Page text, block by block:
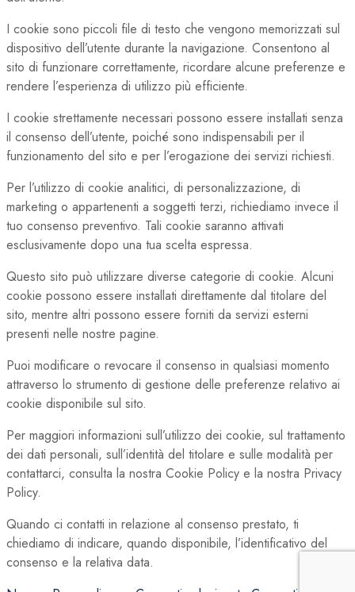
I cookie sono piccoli file di testo che vengono memorizzati sul
dispositivo dell’utente durante la navigazione. Consentono al
sito di funzionare correttamente, ricordare alcune preferenze e
rendere l’esperienza di utilizzo più efficiente.
I cookie strettamente necessari possono essere installati senza
il consenso dell’utente, poiché sono indispensabili per il
funzionamento del sito e per l’erogazione dei servizi richiesti.
Per l’utilizzo di cookie analitici, di personalizzazione, di
marketing o appartenenti a soggetti terzi, richiediamo invece il
tuo consenso preventivo. Tali cookie saranno attivati
esclusivamente dopo una tua scelta espressa.
Questo sito può utilizzare diverse categorie di cookie. Alcuni
cookie possono essere installati direttamente dal titolare del
sito, mentre altri possono essere forniti da servizi esterni
presenti nelle nostre pagine.
Puoi modificare o revocare il consenso in qualsiasi momento
attraverso lo strumento di gestione delle preferenze relativo ai
cookie disponibile sul sito.
Per maggiori informazioni sull’utilizzo dei cookie, sul trattamento
dei dati personali, sull’identità del titolare e sulle modalità per
contattarci, consulta la nostra Cookie Policy e la nostra Privacy
Policy.
Quando ci contatti in relazione al consenso prestato, ti
chiediamo di indicare, quando disponibile, l’identificativo del
consenso e la relativa data.